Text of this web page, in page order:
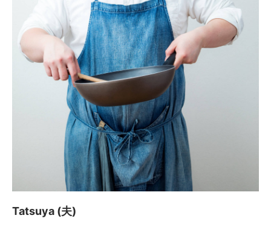
Tatsuya (夫)